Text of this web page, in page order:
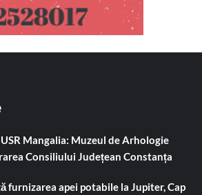
Mangalia: Muzeul de Arhologie
Consiliului Județean Constanța
furnizarea apei potabile la Jupiter, Cap